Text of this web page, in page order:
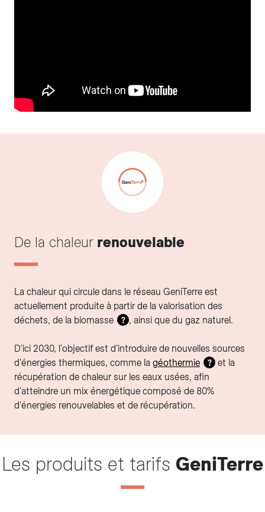
De la chaleur renouvelable
La chaleur qui circule dans le réseau GeniTerre est
actuellement produite à partir de la valorisation des
déchets, de la biomasse
? , ainsi que du gaz naturel.
D'ici 2030, l'objectif est d'introduire de nouvelles sources
d'énergies thermiques, comme la géothermie ?
et la
récupération de chaleur sur les eaux usées, afin
d'atteindre un mix énergétique composé de 80%
d'énergies renouvelables et de récupération.
Les produits et tarifs GeniTerre